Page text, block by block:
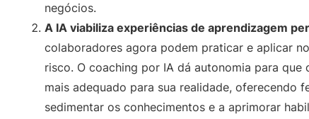
negócios.
A IA viabiliza experiências de aprendizagem
colaboradores agora podem praticar e aplicar
risco. O coaching por IA dá autonomia para
mais adequado para sua realidade, oferecendo
sedimentar os conhecimentos e a aprimorar